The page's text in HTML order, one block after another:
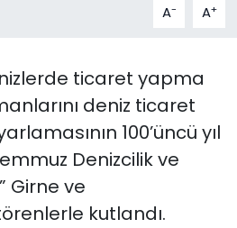
A- A+
ticaret yapma
deniz ticaret
100’üncü yıl
Denizcilik ve
Girne ve
kutlandı.